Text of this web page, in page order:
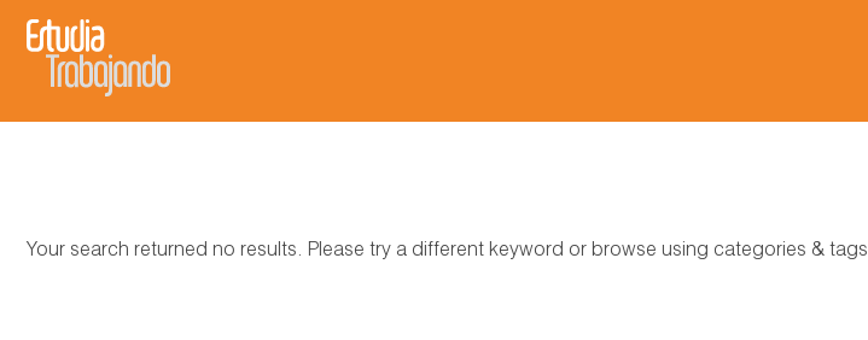
Your search returned no results. Please try a different keyword or browse using categories & tags